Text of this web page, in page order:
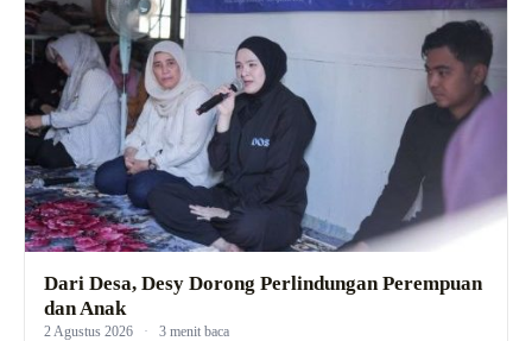
Dari Desa, Desy Dorong Perlindungan Perempuan
dan Anak
2 Agustus 2026 · 3 menit baca